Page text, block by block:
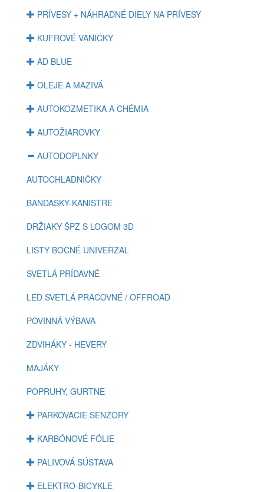
PRÍVESY + NÁHRADNÉ DIELY NA PRÍVESY
KUFROVÉ VANIČKY
AD BLUE
OLEJE A MAZIVÁ
AUTOKOZMETIKA A CHÉMIA
AUTOŽIAROVKY
AUTODOPLNKY
AUTOCHLADNIČKY
BANDASKY-KANISTRE
DRŽIAKY ŠPZ S LOGOM 3D
LIŠTY BOČNÉ UNIVERZAL
SVETLÁ PRÍDAVNÉ
LED SVETLÁ PRACOVNÉ / OFFROAD
POVINNÁ VÝBAVA
ZDVIHÁKY - HEVERY
MAJÁKY
POPRUHY, GURTNE
PARKOVACIE SENZORY
KARBÓNOVÉ FÓLIE
PALIVOVÁ SÚSTAVA
ELEKTRO-BICYKLE